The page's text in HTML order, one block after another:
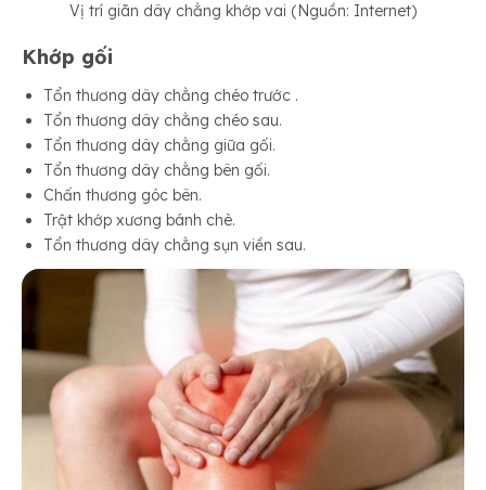
Vị trí giãn dây chằng khớp vai (Nguồn: Internet)
Khớp gối
Tổn thương dây chằng chéo trước .
Tổn thương dây chằng chéo sau.
Tổn thương dây chằng giữa gối.
Tổn thương dây chằng bên gối.
Chấn thương góc bên.
Trật khớp xương bánh chè.
Tổn thương dây chằng sụn viền sau.